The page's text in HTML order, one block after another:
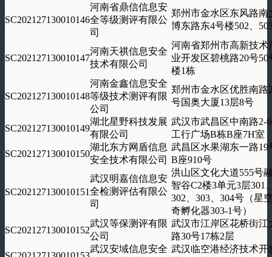
SC202127130010146
河南省鼎信信息安
全等级测评有限公
司
郑州市金水区东风路南
博东路东4号楼502、
SC202127130010147
河南天祺信息安全
技术有限公司
河南省郑州市高新技术
业开发区碧桃路20号50
楼1栋
SC202127130010148
河南金鑫信息安全
等级技术测评有限
公司
郑州市金水区优胜南路
号国奥大厦13层8号
SC202127130010149
湖北星野科技发展
有限公司
武汉市武昌区中南路2-
工行广场B栋B座7H室
SC202127130010150
湖北东方网盾信息
安全技术有限公司
武昌区水果湖东一路19
B座910号
SC202127130010151
武汉明嘉信信息安
全检测评估有限公
司
洪山区文化大道555号
智谷C2楼3单元3层301
302、303、304号（星
奇孵化器303-1号）
SC202127130010152
武汉等保测评有限
公司
武汉市江岸区花桥街江
路30号17栋2层
武汉安域信息安全 武汉临空港经济技术开